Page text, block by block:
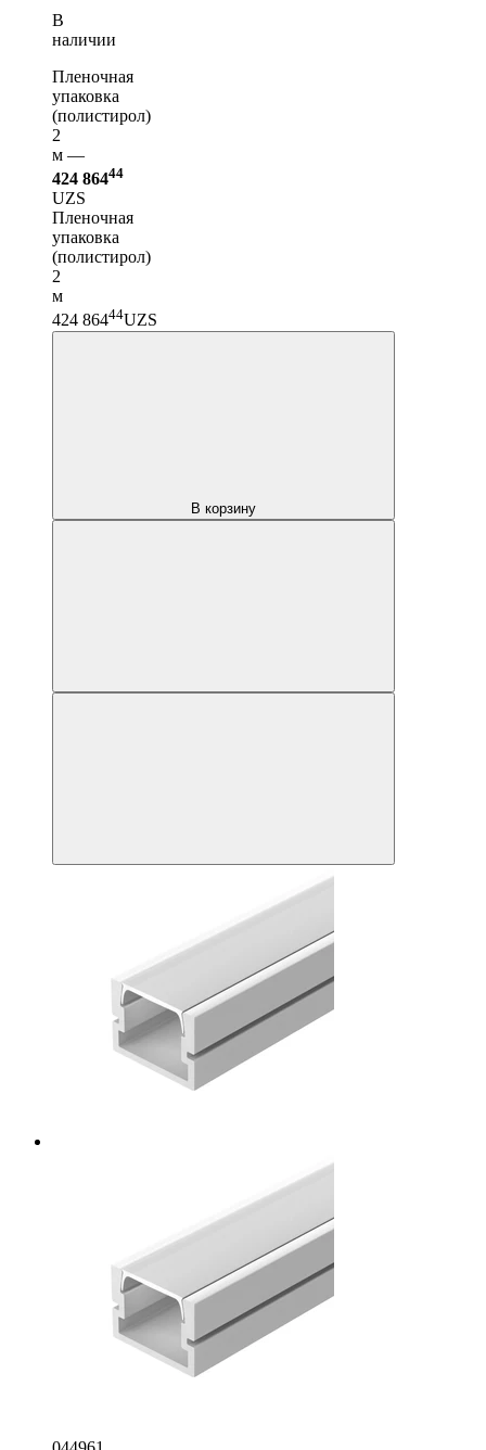
В
наличии
Пленочная
упаковка
(полистирол)
2
м —
424 86444
UZS
Пленочная
упаковка
(полистирол)
2
м
424 86444UZS
В корзину